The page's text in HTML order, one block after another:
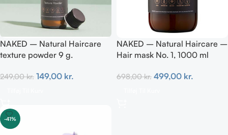
NAKED – Natural Haircare
texture powder 9 g.
249,00kr. 149,00 kr.
NAKED – Natural Haircare –
Hair mask No. 1, 1000 ml
698,00kr. 499,00 kr.
-41%